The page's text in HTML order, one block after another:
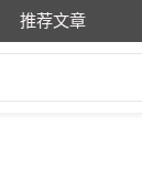
推荐文章